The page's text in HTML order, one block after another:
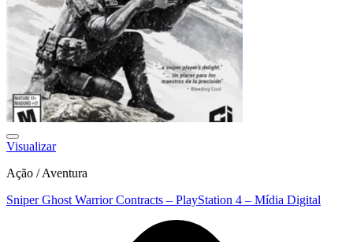
Visualizar
Ação / Aventura
Sniper Ghost Warrior Contracts – PlayStation 4 – Mídia Digital